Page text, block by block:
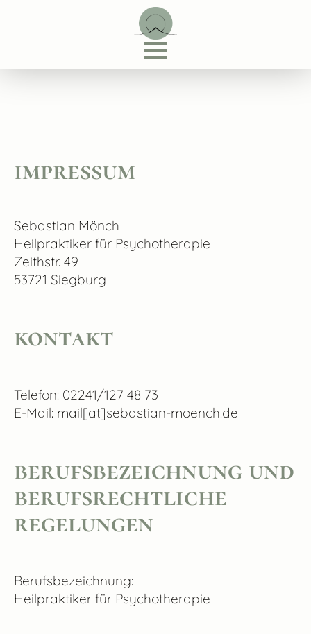
impressum
Sebastian Mönch
Heilpraktiker für Psychotherapie
Zeithstr. 49
53721 Siegburg
kontakt
Telefon: 02241/127 48 73
E-Mail: mail[at]sebastian-moench.de
berufsbezeichnung und
berufsrechtliche
regelungen
Berufsbezeichnung:
Heilpraktiker für Psychotherapie